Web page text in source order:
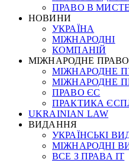
ПРАВО В
НОВИНИ
УКРАЇНА
МІЖНАРОДНІ
КОМПАНІЙ
МІЖНАРОДНЕ ПРАВО
МІЖНАРОДНЕ
МІЖНАРОДНЕ
ПРАВО ЄС
ПРАКТИКА
UKRAINIAN LAW
ВИДАННЯ
УКРАЇНСЬКІ
МІЖНАРОДНІ
ВСЕ З ПРАВА ІТ